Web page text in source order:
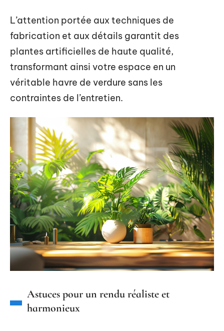
L’attention portée aux techniques de
fabrication et aux détails garantit des
plantes artificielles de haute qualité,
transformant ainsi votre espace en un
véritable havre de verdure sans les
contraintes de l’entretien.
Astuces pour un rendu réaliste et
harmonieux